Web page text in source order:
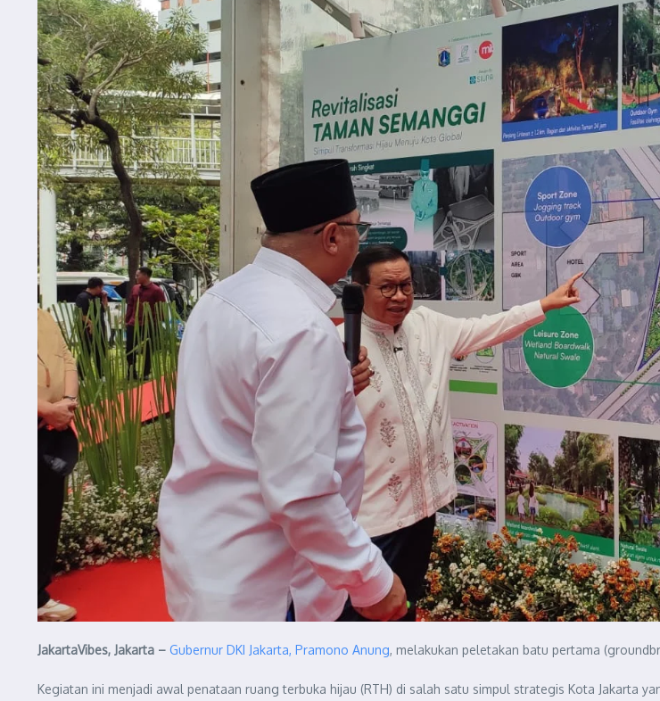
JakartaVibes, Jakarta – Gubernur DKI Jakarta, Pramono Anung, melakukan peletakan batu pertama
Kegiatan ini menjadi awal penataan ruang terbuka hijau (RTH) di salah satu simpul strategis Kota Jakarta